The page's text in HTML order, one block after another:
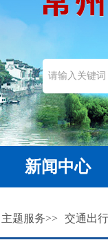
新闻中心
主题服务>> 交通出行